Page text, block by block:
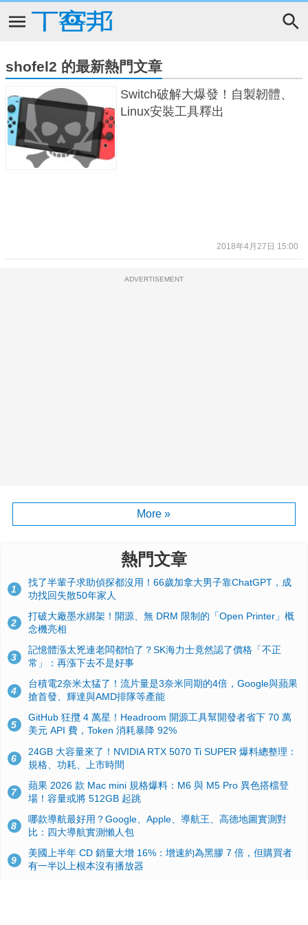
shofel2 的最新熱門文章
Switch破解大爆發！自製韌體、
Linux安裝工具釋出
2018年4月27日 15:00
ADVERTISEMENT
More »
熱門文章
1
找了半輩子求助偵探都沒用！66歲加拿大男子靠ChatGPT，成
功找回失散50年家人
2
打破大廠墨水綁架！開源、無 DRM 限制的「Open Printer」概
念機亮相
3
記憶體漲太兇連老闆都怕了？SK海力士竟然認了價格「不正
常」：再漲下去不是好事
4
台積電2奈米太猛了！流片量是3奈米同期的4倍，Google與蘋果
搶首發、輝達與AMD排隊等產能
5
GitHub 狂攬 4 萬星！Headroom 開源工具幫開發者省下 70 萬
美元 API 費，Token 消耗暴降 92%
6
24GB 大容量來了！NVIDIA RTX 5070 Ti SUPER 爆料總整理：
規格、功耗、上市時間
7
蘋果 2026 款 Mac mini 規格爆料：M6 與 M5 Pro 異色搭檔登
場！容量或將 512GB 起跳
8
哪款導航最好用？Google、Apple、導航王、高德地圖實測對
比：四大導航實測懶人包
9
美國上半年 CD 銷量大增 16%：增速約為黑膠 7 倍，但購買者
有一半以上根本沒有播放器